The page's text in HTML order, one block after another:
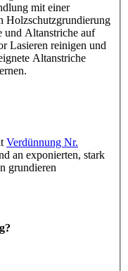
mit einer
Holzschutzgrundierung
und Altanstriche auf
Lasieren reinigen und
Altanstriche
Verdünnung Nr.
an exponierten, stark
grundieren